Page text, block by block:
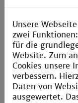
Sie vermuten
Schreiben Sie
abuse@th-
Unsere
zwei
für die
Website. Zum
Cookies unsere
verbessern.
Daten von
ausgewertet.